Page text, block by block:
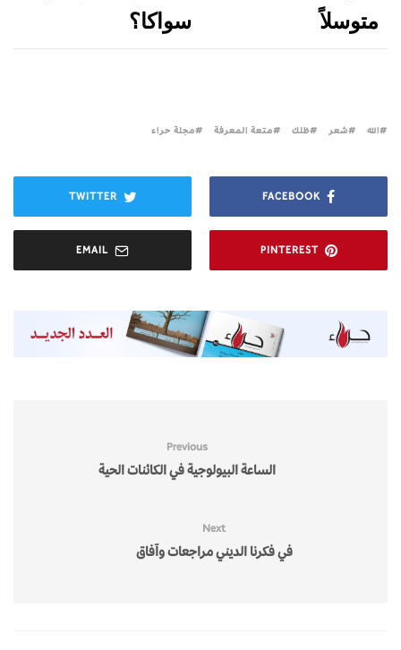
متوسلاً
سواكا؟
الله شعر ظلك متعة المعرفة مجلة حراء
FACEBOOK
TWITTER
PINTEREST
EMAIL
Previous
الساعة البيولوجية في الكائنات الحية
Next
في فكرنا الديني مراجعات وآفاق